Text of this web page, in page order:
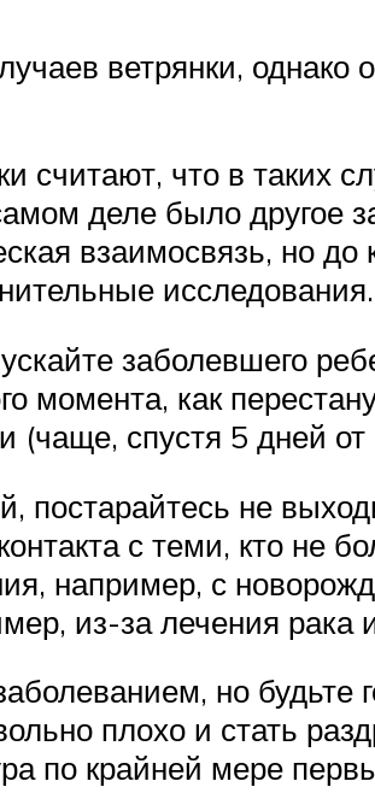
ветрянки,
считают, что в таких
деле было другое
взаимосвязь, но до
исследования.
заболевшего
момента, как
(чаще, спустя 5 дней
постарайтесь не
с теми, кто не
например, с
из-за лечения рака
но
плохо и стать
по крайней мере